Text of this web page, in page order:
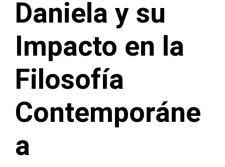
Daniela y su
Impacto en la
Filosofía
Contemporáne
a